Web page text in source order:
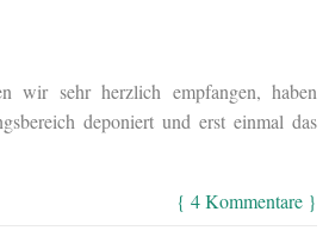
wir sehr herzlich empfangen, haben
deponiert und erst einmal das
{ 4 Kommentare }